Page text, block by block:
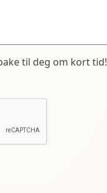
til deg om kort tid!